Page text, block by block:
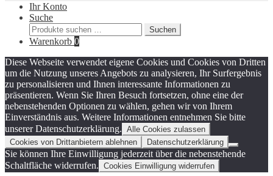
Ihr Konto
Suche
Suchen
nach:
Suchen
Warenkorb 0
Diese Webseite verwendet eigene Cookies und Cookies von Dritten
um die Nutzung unseres Angebots zu analysieren, Ihr Surfergebnis
zu personalisieren und Ihnen interessante Informationen zu
präsentieren. Wenn Sie Ihren Besuch fortsetzen, ohne eine der
nebenstehenden Optionen zu wählen, gehen wir von Ihrem
Einverständnis aus. Weitere Informationen entnehmen Sie bitte
unserer Datenschutzerklärung. Alle Cookies zulassen
Cookies von Drittanbietern ablehnen
Datenschutzerklärung
Sie können Ihre Einwilligung jederzeit über die nebenstehende
Schaltfläche widerrufen. Cookies Einwilligung widerrufen